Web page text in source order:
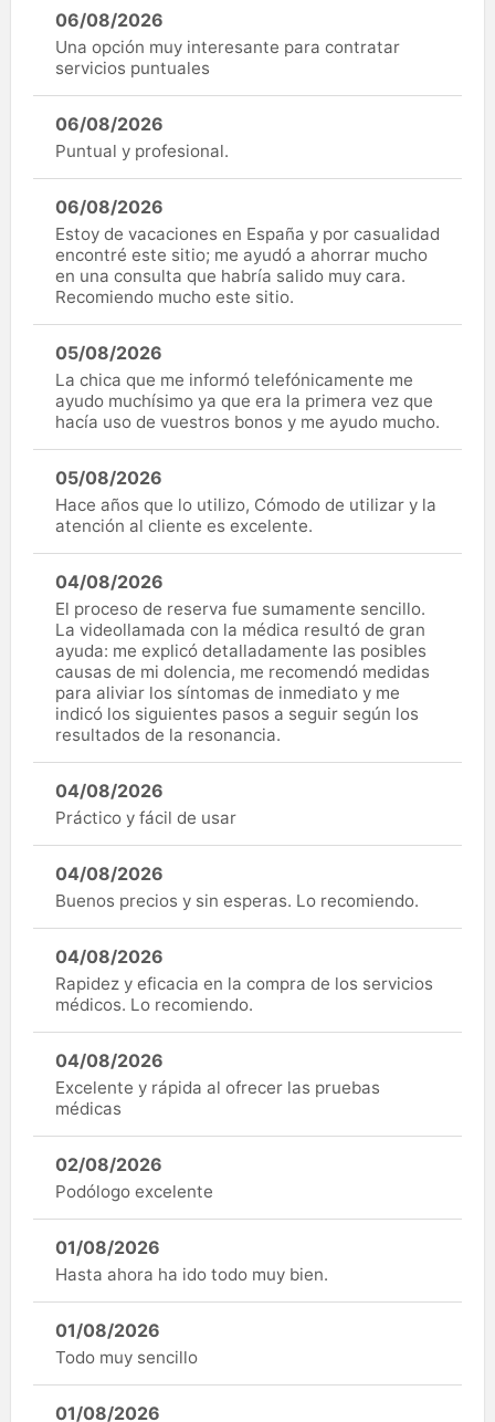
06/08/2026
Una opción muy interesante para contratar
servicios puntuales
06/08/2026
Puntual y profesional.
06/08/2026
Estoy de vacaciones en España y por casualidad
encontré este sitio; me ayudó a ahorrar mucho
en una consulta que habría salido muy cara.
Recomiendo mucho este sitio.
05/08/2026
La chica que me informó telefónicamente me
ayudo muchísimo ya que era la primera vez que
hacía uso de vuestros bonos y me ayudo mucho.
05/08/2026
Hace años que lo utilizo, Cómodo de utilizar y la
atención al cliente es excelente.
04/08/2026
El proceso de reserva fue sumamente sencillo.
La videollamada con la médica resultó de gran
ayuda: me explicó detalladamente las posibles
causas de mi dolencia, me recomendó medidas
para aliviar los síntomas de inmediato y me
indicó los siguientes pasos a seguir según los
resultados de la resonancia.
04/08/2026
Práctico y fácil de usar
04/08/2026
Buenos precios y sin esperas. Lo recomiendo.
04/08/2026
Rapidez y eficacia en la compra de los servicios
médicos. Lo recomiendo.
04/08/2026
Excelente y rápida al ofrecer las pruebas
médicas
02/08/2026
Podólogo excelente
01/08/2026
Hasta ahora ha ido todo muy bien.
01/08/2026
Todo muy sencillo
01/08/2026